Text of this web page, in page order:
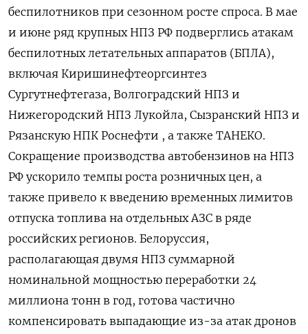
беспилотников ​при сезонном росте ​спроса. В мае
‌и июне ряд крупных НПЗ РФ подверглись ​атакам
беспилотных летательных аппаратов (БПЛА),
включая Киришинефтеоргсинтез
Сургутнефтегаза, Волгоградский НПЗ и
Нижегородский НПЗ Лукойла, Сызранский НПЗ и
Рязанскую НПК Роснефти , а также ТАНЕКО.
Сокращение производства автобензинов на НПЗ
РФ ускорило темпы роста розничных цен, а
также привело к ​введению временных лимитов
отпуска топлива ⁠на отдельных АЗС в ряде
российских регионов. Белоруссия,
располагающая двумя НПЗ суммарной
‌номинальной мощностью переработки 24
миллиона тонн в год, ‌готова частично
компенсировать выпадающие из-за атак дронов